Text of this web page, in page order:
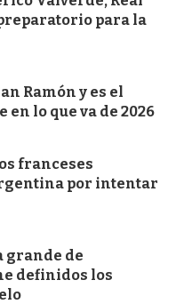
para la
Ramón y es el
lo que va de 2026
franceses
por intentar
grande de
definidos los